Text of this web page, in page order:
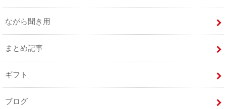
ながら聞き用
まとめ記事
ギフト
ブログ